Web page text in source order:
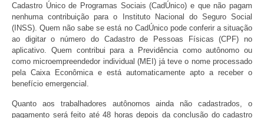
Cadastro Único de Programas Sociais (CadÚnico) e que não pagam
nenhuma contribuição para o Instituto Nacional do Seguro Social
(INSS). Quem não sabe se está no CadÚnico pode conferir a situação
ao digitar o número do Cadastro de Pessoas Físicas (CPF) no
aplicativo. Quem contribui para a Previdência como autônomo ou
como microempreendedor individual (MEI) já teve o nome processado
pela Caixa Econômica e está automaticamente apto a receber o
benefício emergencial.
Quanto aos trabalhadores autônomos ainda não cadastrados, o
pagamento será feito até 48 horas depois da conclusão do cadastro